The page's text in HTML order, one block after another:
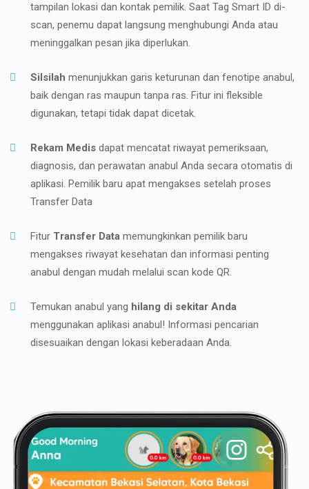
tampilan lokasi dan kontak pemilik. Saat Tag Smart ID di-
scan, penemu dapat langsung menghubungi Anda atau
meninggalkan pesan jika diperlukan.
Silsilah menunjukkan garis keturunan dan fenotipe anabul,
baik dengan ras maupun tanpa ras. Fitur ini fleksible
digunakan, tetapi tidak dapat dicetak.
Rekam Medis dapat mencatat riwayat pemeriksaan,
diagnosis, dan perawatan anabul Anda secara otomatis di
aplikasi. Pemilik baru apat mengakses setelah proses
Transfer Data
Fitur Transfer Data memungkinkan pemilik baru
mengakses riwayat kesehatan dan informasi penting
anabul dengan mudah melalui scan kode QR.
Temukan anabul yang hilang di sekitar Anda
menggunakan aplikasi anabul! Informasi pencarian
disesuaikan dengan lokasi keberadaan Anda.